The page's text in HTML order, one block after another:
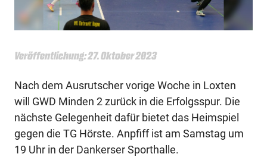
Veröffentlichung: 27. Oktober 2023
Nach dem Ausrutscher vorige Woche in Loxten
will GWD Minden 2 zurück in die Erfolgsspur. Die
nächste Gelegenheit dafür bietet das Heimspiel
gegen die TG Hörste. Anpfiff ist am Samstag um
19 Uhr in der Dankerser Sporthalle.